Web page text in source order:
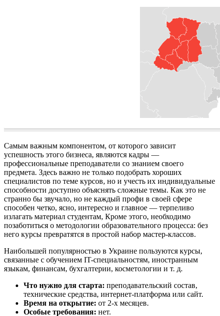
Самым важным компонентом, от которого зависит
успешность этого бизнеса, являются кадры —
профессиональные преподаватели со знанием своего
предмета. Здесь важно не только подобрать хороших
специалистов по теме курсов, но и учесть их индивидуальные
способности доступно объяснять сложные темы. Как это не
странно бы звучало, но не каждый профи в своей сфере
способен четко, ясно, интересно и главное — терпеливо
излагать материал студентам, Кроме этого, необходимо
позаботиться о методологии образовательного процесса: без
него курсы превратятся в простой набор мастер-классов.
Наибольшей популярностью в Украине пользуются курсы,
связанные с обучением IT-специальностям, иностранным
языкам, финансам, бухгалтерии, косметологии и т. д.
Что нужно для старта: преподавательский состав,
технические средства, интернет-платформа или сайт.
Время на открытие: от 2-х месяцев.
Особые требования: нет.